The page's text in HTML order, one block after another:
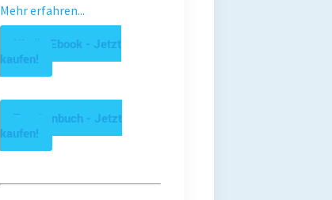
Mehr erfahren...
Kindle Ebook - Jetzt
kaufen!
Taschenbuch - Jetzt
kaufen!